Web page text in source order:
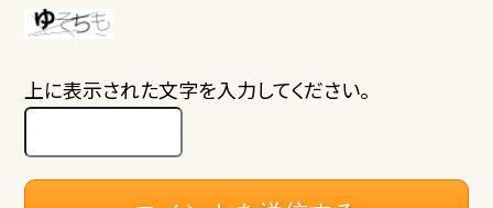
上に表示された文字を入力してください。